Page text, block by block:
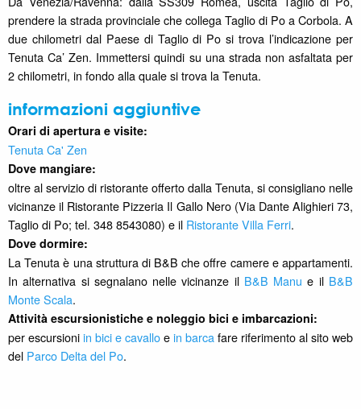
prendere la strada provinciale che collega Taglio di Po a Corbola. A
due chilometri dal Paese di Taglio di Po si trova l’indicazione per
Tenuta Ca’ Zen. Immettersi quindi su una strada non asfaltata per
2 chilometri, in fondo alla quale si trova la Tenuta.
informazioni aggiuntive
Orari di apertura e visite:
Tenuta Ca' Zen
Dove mangiare:
oltre al servizio di ristorante offerto dalla Tenuta, si consigliano nelle
vicinanze il Ristorante Pizzeria Il Gallo Nero (Via Dante Alighieri 73,
Taglio di Po; tel. 348 8543080) e il Ristorante Villa Ferri.
Dove dormire:
La Tenuta è una struttura di B&B che offre camere e appartamenti.
In alternativa si segnalano nelle vicinanze il B&B Manu e il B&B
Monte Scala.
Attività escursionistiche e noleggio bici e imbarcazioni:
per escursioniin bici e cavalloein barcafare riferimento al sito web
del Parco Delta del Po.